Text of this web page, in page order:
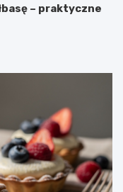
– praktyczne